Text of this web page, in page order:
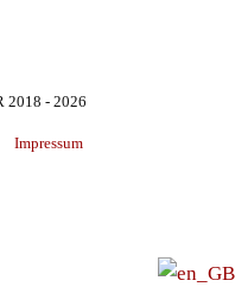
2018 - 2026
Impressum